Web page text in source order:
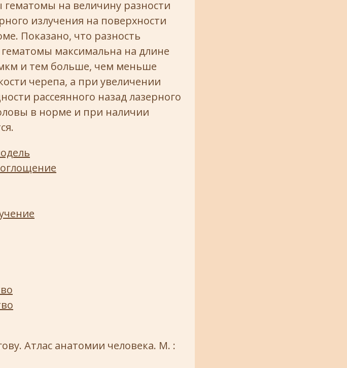
на величину разности
излучения на поверхности
Показано, что разность
максимальна на длине
и тем больше, чем меньше
черепа, а при увеличении
рассеянного назад лазерного
в норме и при наличии
Атлас анатомии человека. М. :